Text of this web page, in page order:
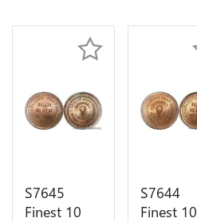
S7645
Finest 10
S7644
Finest 10